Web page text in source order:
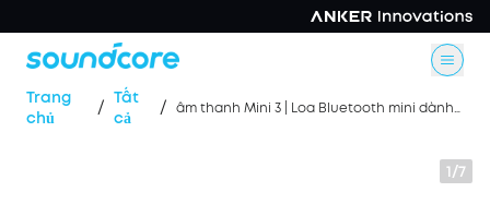
Trang
chủ
/ Tất
cả
/ âm thanh Mini 3 | Loa Bluetooth mini dành cho bữa tiệc
1/7